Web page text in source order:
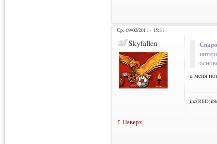
Ср, 09/02/2011 - 15:31
Skyfallen
а меня
↑ Наверх